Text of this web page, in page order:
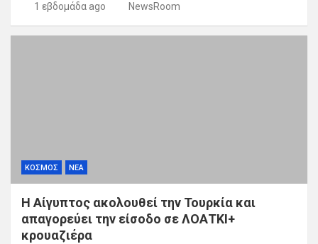
1 εβδομάδα ago NewsRoom
ΚΟΣΜΟΣ ΝΕΑ
Η Αίγυπτος ακολουθεί την Τουρκία και
απαγορεύει την είσοδο σε ΛΟΑΤΚΙ+
κρουαζιέρα